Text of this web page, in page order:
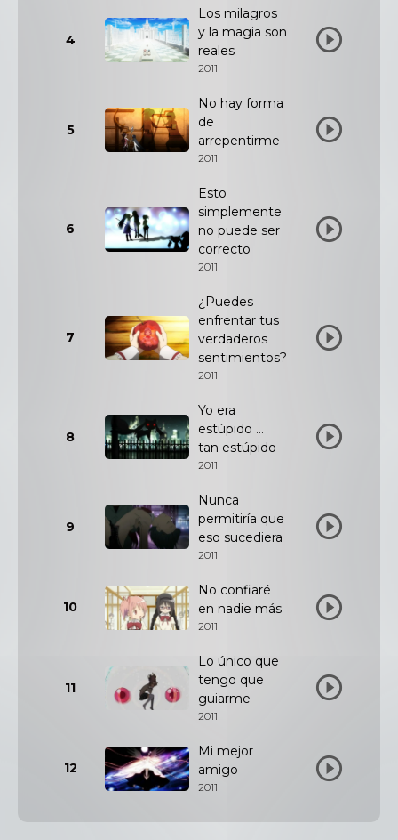
4
Los milagros
y la magia son
reales
2011
5
No hay forma
de
arrepentirme
2011
6
Esto
simplemente
no puede ser
correcto
2011
7
¿Puedes
enfrentar tus
verdaderos
sentimientos?
2011
8
Yo era
estúpido ...
tan estúpido
2011
9
Nunca
permitiría que
eso sucediera
2011
10
No confiaré
en nadie más
2011
11
Lo único que
tengo que
guiarme
2011
12
Mi mejor
amigo
2011